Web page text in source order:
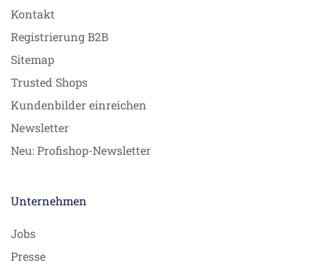
Kontakt
Registrierung B2B
Sitemap
Trusted Shops
Kundenbilder einreichen
Newsletter
Neu: Profishop-Newsletter
Unternehmen
Jobs
Presse